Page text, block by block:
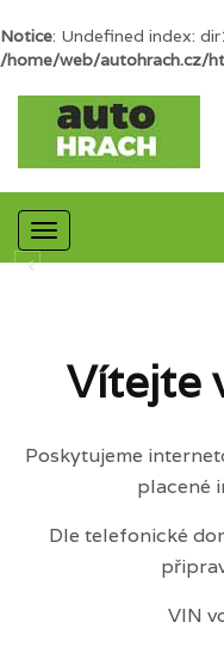
Notice: Undefined index:
/home/web/autohrach.cz/
Mobilní
navigace
Vítejte
Poskytujeme
placené
Dle telefonické
VIN